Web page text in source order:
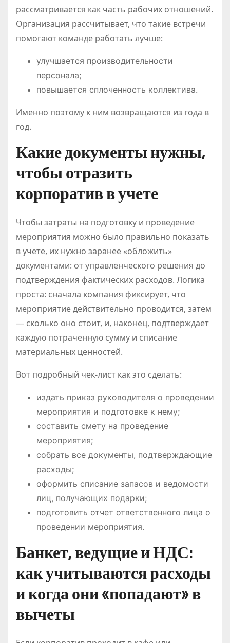
рассматривается как часть рабочих отношений.
Организация рассчитывает, что такие встречи
помогают команде работать лучше:
улучшается производительности
персонала;
повышается сплоченность коллектива.
Именно поэтому к ним возвращаются из года в
год.
Какие документы нужны,
чтобы отразить
корпоратив в учете
Чтобы затраты на подготовку и проведение
мероприятия можно было правильно показать
в учете, их нужно заранее «обложить»
документами: от управленческого решения до
подтверждения фактических расходов. Логика
проста: сначала компания фиксирует, что
мероприятие действительно проводится, затем
— сколько оно стоит, и, наконец, подтверждает
каждую потраченную сумму и списание
материальных ценностей.
Вот подробный чек-лист как это сделать:
издать приказ руководителя о проведении
мероприятия и подготовке к нему;
составить смету на проведение
мероприятия;
собрать все документы, подтверждающие
расходы;
оформить списание запасов и ведомости
лиц, получающих подарки;
подготовить отчет ответственного лица о
проведении мероприятия.
Банкет, ведущие и НДС:
как учитываются расходы
и когда они «попадают» в
вычеты